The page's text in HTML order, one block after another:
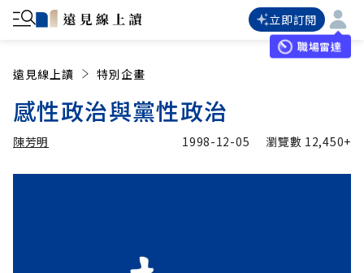
立即訂閱
職場雷達
遠見線上讀 特別企畫
感性政治與黨性政治
陳芳明 1998-12-05 瀏覽數 12,450+